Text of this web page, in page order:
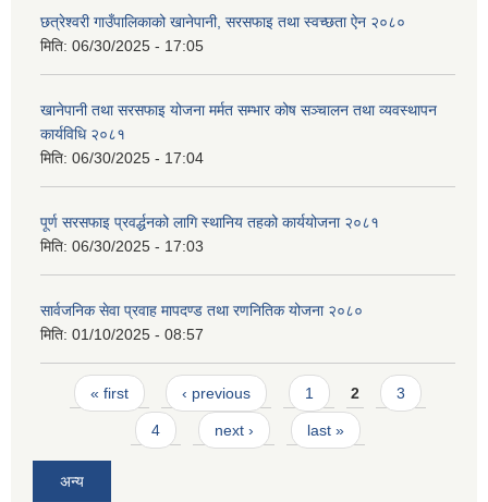
छत्रेश्वरी गाउँपालिकाको खानेपानी, सरसफाइ तथा स्वच्छता ऐन २०८०
मिति: 06/30/2025 - 17:05
खानेपानी तथा सरसफाइ योजना मर्मत सम्भार कोष सञ्चालन तथा व्यवस्थापन
कार्यविधि २०८१
मिति: 06/30/2025 - 17:04
पूर्ण सरसफाइ प्रवर्द्धनको लागि स्थानिय तहको कार्ययोजना २०८१
मिति: 06/30/2025 - 17:03
सार्वजनिक सेवा प्रवाह मापदण्ड तथा रणनितिक योजना २०८०
मिति: 01/10/2025 - 08:57
Pages
« first ‹ previous 1 2 3
4 next › last »
अन्य